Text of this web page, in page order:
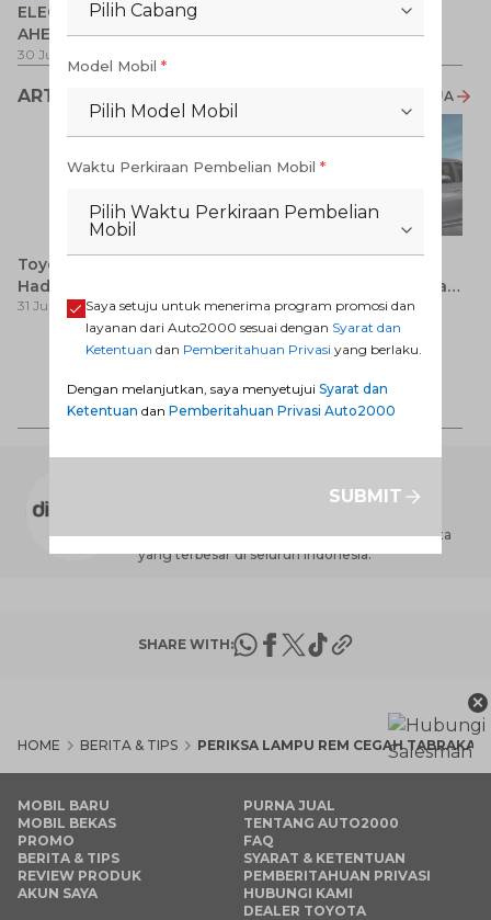
ELECTRIFY YOUR PATH
AHEAD
30 Jul 2026
ARTIKEL LAINNYA LIHAT SEMUA
Toyota Alphard PHEV
Hadir di Jepang, Simak
Pembaruan dan Fitur
Premiumnya
31 Jul 2026
Kompak dengan Pesona
Modern
31 Jul 2026
Dealer Toyota terbesar di Indonesia yang
perbaikan dan penyediaan suku cadang Toyota
yang terbesar di seluruh Indonesia.
SHARE WITH:
HOME BERITA & TIPS PERIKSA LAMPU REM CEGAH
×
MOBIL BARU
MOBIL BEKAS
PROMO
BERITA & TIPS
REVIEW PRODUK
AKUN SAYA
PURNA JUAL
TENTANG AUTO2000
FAQ
SYARAT & KETENTUAN
PEMBERITAHUAN PRIVASI
HUBUNGI KAMI
DEALER TOYOTA
Pilih Cabang
Model Mobil *
Pilih Model Mobil
Waktu Perkiraan Pembelian Mobil *
Pilih Waktu Perkiraan Pembelian
Mobil
Saya setuju untuk menerima program promosi dan
layanan dari Auto2000 sesuai dengan Syarat dan
Ketentuan dan Pemberitahuan Privasi yang berlaku.
Dengan melanjutkan, saya menyetujui Syarat dan
Ketentuan dan Pemberitahuan Privasi Auto2000
SUBMIT